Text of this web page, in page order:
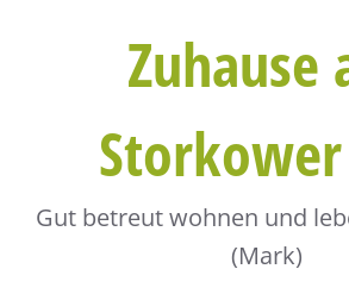
Zuhause
Storkower
Gut betreut wohnen und
(Mark)